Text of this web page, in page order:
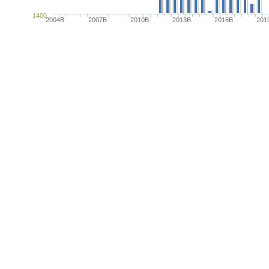
2004B 2007B 2010B 2013B 2016B
1400